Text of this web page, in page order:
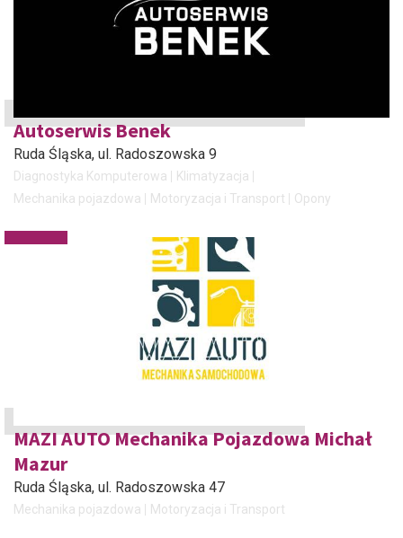
Autoserwis Benek
Ruda Śląska, ul. Radoszowska 9
Diagnostyka Komputerowa
Klimatyzacja
Mechanika pojazdowa
Motoryzacja i Transport Opony
MAZI AUTO Mechanika Pojazdowa Michał
Mazur
Ruda Śląska, ul. Radoszowska 47
Mechanika pojazdowa Motoryzacja i Transport